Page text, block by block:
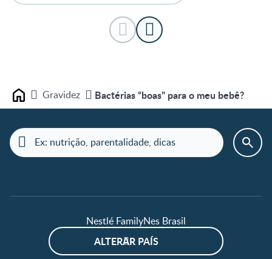
Home Gravidez Bactérias “boas” para o meu bebê?
Nestlé FamilyNes Brasil
ALTERAR PAÍS